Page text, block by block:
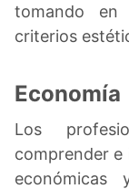
tomando en
criterios
Economía
Los
comprender e